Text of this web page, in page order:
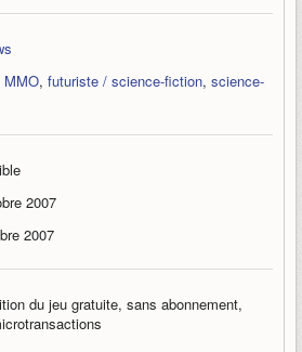
MMO, futuriste / science-fiction, science-
2007
2007
du jeu gratuite, sans abonnement,